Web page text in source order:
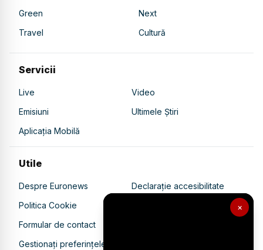
×
Green
Next
Travel
Cultură
Servicii
Live
Video
Emisiuni
Ultimele Știri
Aplicația Mobilă
Utile
Despre Euronews
Declarație accesibilitate
Politica Cookie
Politica de confidențialitate
Formular de contact
Gestionați preferințele